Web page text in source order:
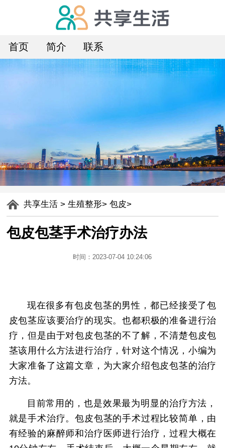
首页 简介 联系
共享生活 >生殖整形>包皮>
包皮包茎手术治疗办法
时间：2023-07-04 10:24:06
现在很多有包皮包茎的男性，都已经接受了包
皮包茎应该要治疗的现实。也都积极的准备进行治
疗，但是由于对包皮包茎的不了解，不清楚包皮包
茎该用什么方法进行治疗，针对这个情况，小编为
大家准备了这篇文章，为大家介绍包皮包茎的治疗
方法。
目前常用的，也是效果最为明显的治疗方法，
就是手术治疗。包皮包茎的手术过程比较简单，由
有经验的麻醉师和治疗医师进行治疗，过程大概在